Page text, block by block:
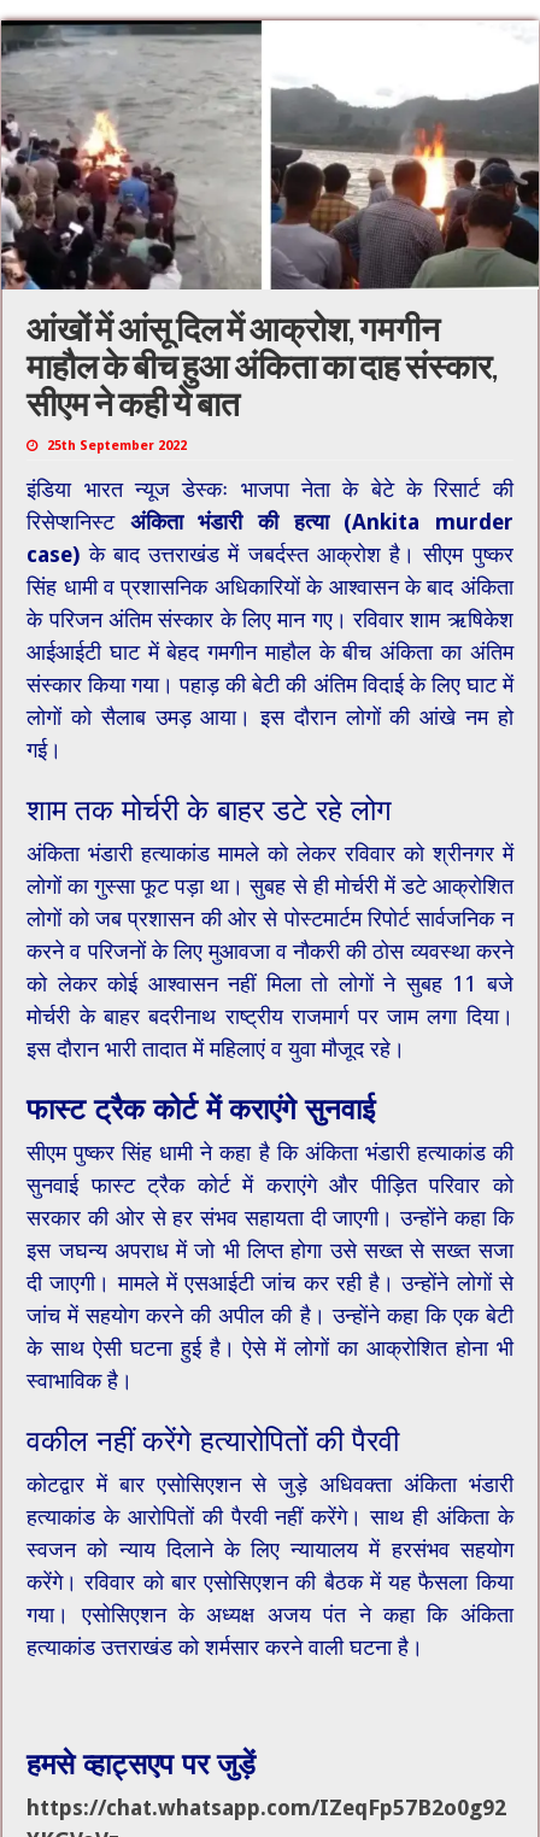
आंखों में आंसू दिल में आक्रोश, गमगीन
माहौल के बीच हुआ अंकिता का दाह संस्कार,
सीएम ने कही ये बात
25th September 2022
इंडिया भारत न्यूज डेस्कः भाजपा नेता के बेटे के र‍िसार्ट की
रिसेप्‍शनिस्‍टअंक‍िता भंडारी की हत्या (Ankita murder
case) के बाद उत्तराखंड में जबर्दस्त आक्रोश है। सीएम पुष्कर
सिंह धामी व प्रशासनिक अधिकारियों के आश्वासन के बाद अंकिता
के परिजन अंतिम संस्कार के लिए मान गए। रविवार शाम ऋषिकेश
आईआईटी घाट में बेहद गमगीन माहौल के बीच अंकिता का अंतिम
संस्कार किया गया। पहाड़ की बेटी की अंतिम विदाई के लिए घाट में
लोगों को सैलाब उमड़ आया। इस दौरान लोगों की आंखे नम हो
गई।
शाम तक मोर्चरी के बाहर डटे रहे लोग
अंकिता भंडारी हत्याकांड मामले को लेकर रविवार को श्रीनगर में
लोगों का गुस्सा फूट पड़ा था। सुबह से ही मोर्चरी में डटे आक्रोशित
लोगों को जब प्रशासन की ओर से पोस्टमार्टम रिपोर्ट सार्वजनिक न
करने व परिजनों के लिए मुआवजा व नौकरी की ठोस व्यवस्था करने
को लेकर कोई आश्वासन नहीं मिला तो लोगों ने सुबह 11 बजे
मोर्चरी के बाहर बदरीनाथ राष्ट्रीय राजमार्ग पर जाम लगा दिया।
इस दौरान भारी तादात में महिलाएं व युवा मौजूद रहे।
फास्ट ट्रैक कोर्ट में कराएंगे सुनवाई
सीएम पुष्कर सिंह धामी ने कहा है कि अंकिता भंडारी हत्याकांड की
सुनवाई फास्ट ट्रैक कोर्ट में कराएंगे और पीड़ित परिवार को
सरकार की ओर से हर संभव सहायता दी जाएगी। उन्होंने कहा कि
इस जघन्य अपराध में जो भी लिप्त होगा उसे सख्त से सख्त सजा
दी जाएगी। मामले में एसआईटी जांच कर रही है। उन्होंने लोगों से
जांच में सहयोग करने की अपील की है। उन्होंने कहा कि एक बेटी
के साथ ऐसी घटना हुई है। ऐसे में लोगों का आक्रोशित होना भी
स्वाभाविक है।
वकील नहीं करेंगे हत्यारोपितों की पैरवी
कोटद्वार में बार एसोसिएशन से जुड़े अधिवक्ता अंकिता भंडारी
हत्याकांड के आरोपितों की पैरवी नहीं करेंगे। साथ ही अंकिता के
स्वजन को न्याय दिलाने के लिए न्यायालय में हरसंभव सहयोग
करेंगे। रविवार को बार एसोसिएशन की बैठक में यह फैसला किया
गया। एसोसिएशन के अध्यक्ष अजय पंत ने कहा कि अंकिता
हत्याकांड उत्तराखंड को शर्मसार करने वाली घटना है।
हमसे व्हाट्सएप पर जुड़ें
https://chat.whatsapp.com/IZeqFp57B2o0g92